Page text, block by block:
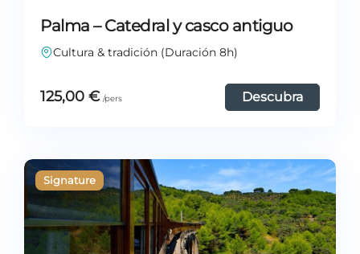
Palma – Catedral y casco antiguo
Cultura & tradición (Duración 8h)
125,00 € Descubra